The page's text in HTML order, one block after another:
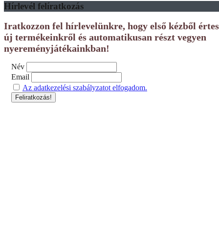
Hírlevél felíratkozás
Iratkozzon fel hírlevelünkre, hogy első kézből
új termékeinkről és automatikusan részt vegyen
nyereményjátékainkban!
Név
Email
Az adatkezelési szabályzatot elfogadom.